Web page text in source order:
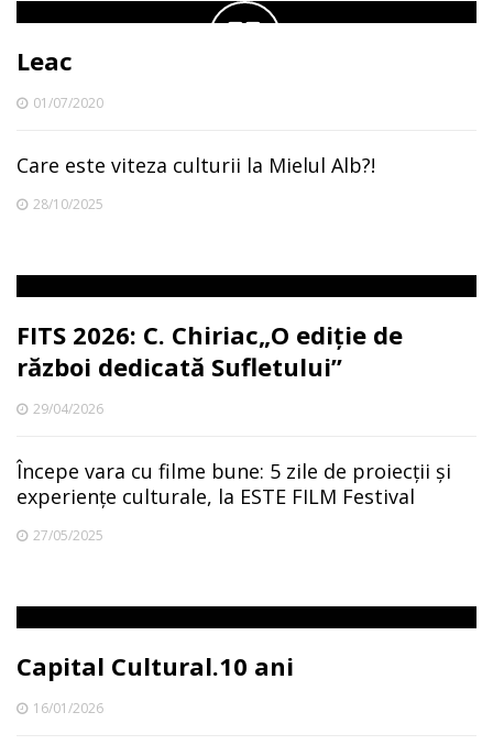
Leac
01/07/2020
Care este viteza culturii la Mielul Alb?!
28/10/2025
FITS 2026: C. Chiriac„O ediție de
război dedicată Sufletului”
29/04/2026
Începe vara cu filme bune: 5 zile de proiecții și
experiențe culturale, la ESTE FILM Festival
27/05/2025
Capital Cultural.10 ani
16/01/2026